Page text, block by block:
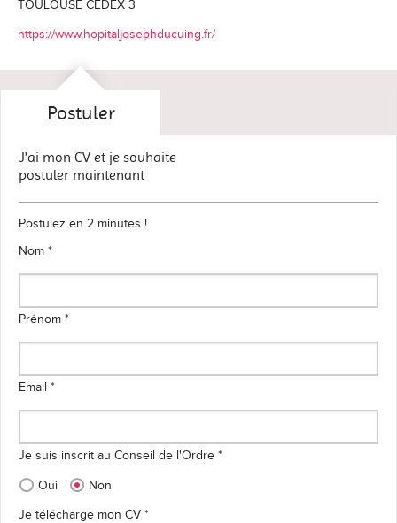
TOULOUSE CEDEX 3
https://www.hopitaljosephducuing.fr/
Postuler
J'ai mon CV et je souhaite
postuler maintenant
Postulez en 2 minutes !
Nom *
Prénom *
Email *
Je suis inscrit au Conseil de l'Ordre *
Oui
Non
Je télécharge mon CV *